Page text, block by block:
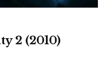
2 (2010)